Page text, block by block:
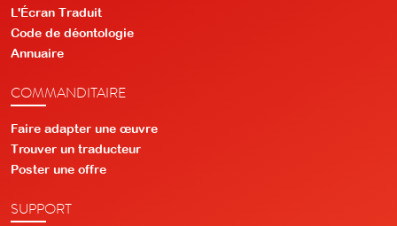
L'Écran Traduit
Code de déontologie
Annuaire
COMMANDITAIRE
Faire adapter une œuvre
Trouver un traducteur
Poster une offre
SUPPORT